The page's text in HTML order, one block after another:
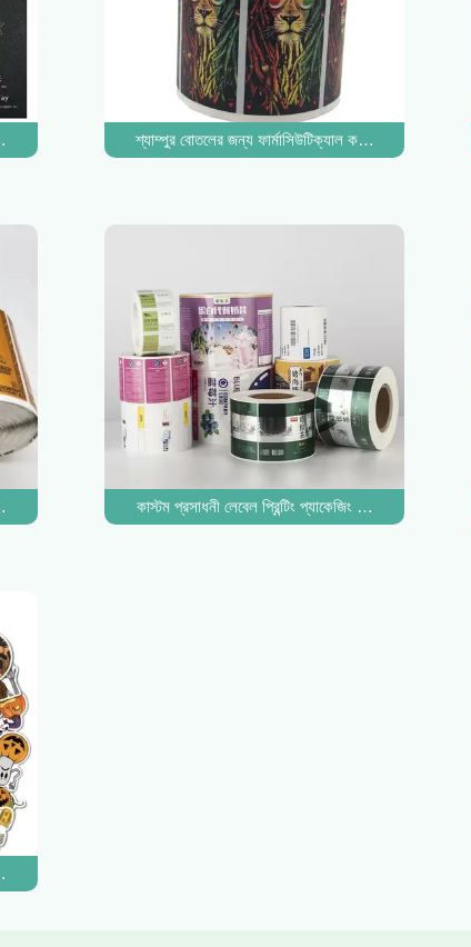
শাওয়ার জেল শ্যাম্পু বোতল স্টিকারশ্যাম্পুর বোতলের জন্য ফার্মাসিউটিক্যাল কসমেটিক লেবেল
আয়তক্ষেত্র লোগো রোল ফুড ওয়াইন বোতল লেবেল বিবাহ
কাস্টম প্রসাধনী লেবেল প্রিন্টিং প্যাকেজিং রঙ ব্যক্তিগত
আঠালো আকৃতি কাট আউট স্টিকার প্রিন্টিং